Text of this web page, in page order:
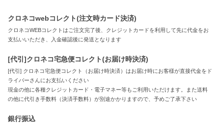
クロネコwebコレクト(注文時カード決済)
クロネコWEBコレクトはご注文完了後、クレジットカードを利用して先に代金をお
支払いいただき、入金確認後に発送となります
[代引]クロネコ宅急便コレクト(お届け時決済)
[代引] クロネコ宅急便コレクト（お届け時決済）はお届け時にお客様が直接代金をド
ライバーさんにお支払いください
現金の他に各種クレジットカード・電子マネー等もご利用いただけます。また送料
の他に代引き手数料（決済手数料）が別途かかりますので、予めご了承下さい
銀行振込